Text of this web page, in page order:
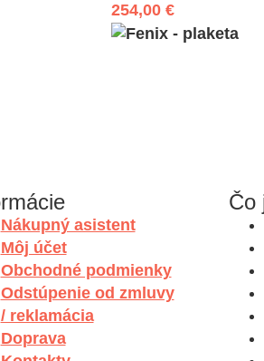
254,00 €
Nákupný asistent
Môj účet
Obchodné podmienky
Odstúpenie od zmluvy
/ reklamácia
Doprava
Čo